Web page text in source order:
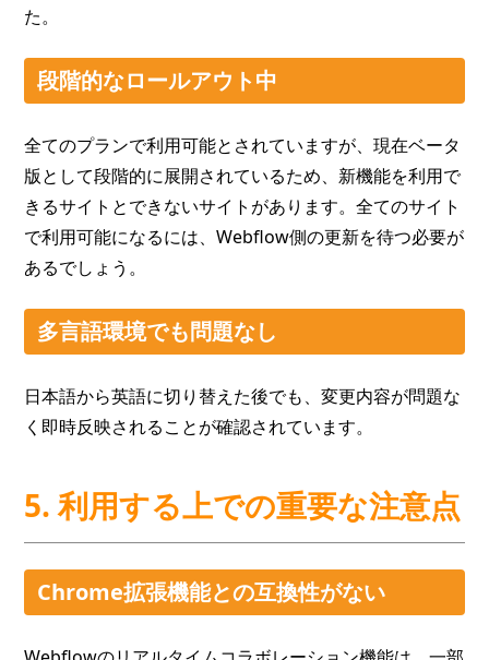
た。
段階的なロールアウト中
全てのプランで利用可能とされていますが、現在ベータ
版として段階的に展開されているため、新機能を利用で
きるサイトとできないサイトがあります。全てのサイト
で利用可能になるには、Webflow側の更新を待つ必要が
あるでしょう。
多言語環境でも問題なし
日本語から英語に切り替えた後でも、変更内容が問題な
く即時反映されることが確認されています。
5. 利用する上での重要な注意点
Chrome拡張機能との互換性がない